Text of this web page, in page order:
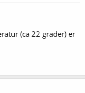
(ca 22 grader) er